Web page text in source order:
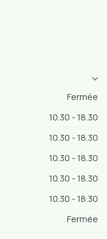
Fermée
10.30 - 18.30
10.30 - 18.30
10.30 - 18.30
10.30 - 18.30
10.30 - 18.30
Fermée